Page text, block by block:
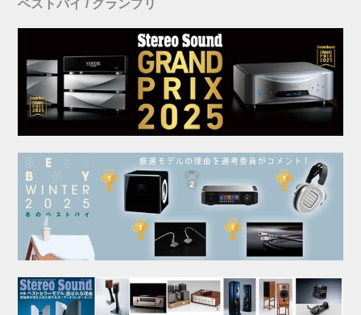
ベストバイ / グランプリ